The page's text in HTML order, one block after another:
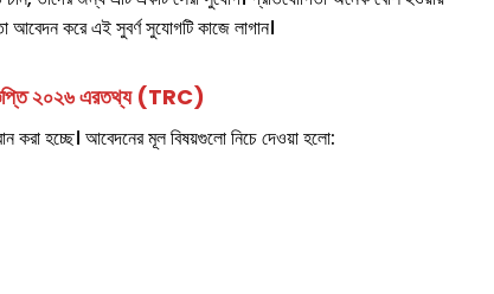
আবেদন করে এই সুবর্ণ সুযোগটি কাজে লাগান।
২০২৬এরতথ্য (TRC)
করা হচ্ছে। আবেদনের মূল বিষয়গুলো নিচে দেওয়া হলো: